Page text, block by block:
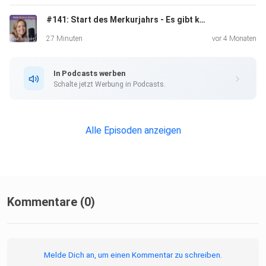
Wie du im Auge des Sturms stabil bleibst und die
Design Coaching Ausbildung (mit Special Deal nur bis 20.
#141: Start des Merkurjahrs - Es gibt kein zurück mehr!
27 Minuten vor 4 Monaten
In Podcasts werben
Schalte jetzt Werbung in Podcasts.
Alle Episoden anzeigen
Kommentare (0)
Melde Dich an, um einen Kommentar zu schreiben.